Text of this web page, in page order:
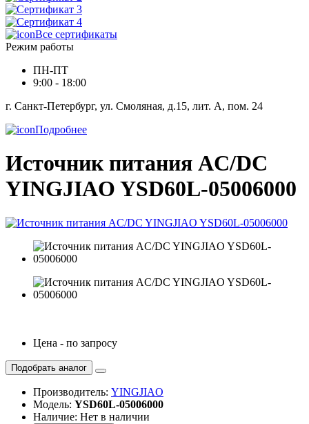
Все сертификаты
Режим работы
ПН-ПТ
9:00 - 18:00
г. Санкт-Петербург, ул. Смоляная, д.15, лит. А, пом. 24
Подробнее
Источник питания AC/DC
YINGJIAO YSD60L-05006000
Цена - по запросу
Подобрать аналог
Производитель: YINGJIAO
Модель: YSD60L-05006000
Наличие: Нет в наличии